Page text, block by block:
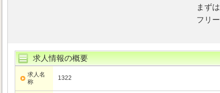
まず
フリ
求人情報の概要
求人名
称
1322